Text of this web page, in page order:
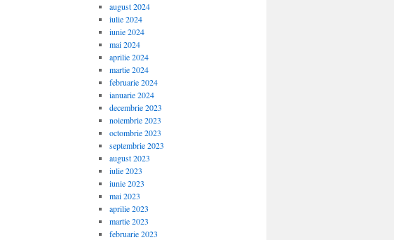
august 2024
iulie 2024
iunie 2024
mai 2024
aprilie 2024
martie 2024
februarie 2024
ianuarie 2024
decembrie 2023
noiembrie 2023
octombrie 2023
septembrie 2023
august 2023
iulie 2023
iunie 2023
mai 2023
aprilie 2023
martie 2023
februarie 2023